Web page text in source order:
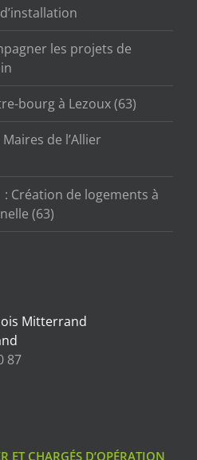
les projets de
bourg à Lezoux (63)
de l’Allier
: Création de logements à
(63)
Mitterrand
87
ET CHARGÉS D’OPÉRATION